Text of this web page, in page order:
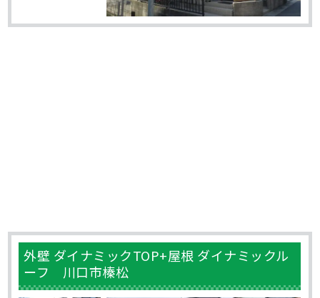
外壁 ダイナミックTOP+屋根 ダイナミックル
ーフ 川口市榛松